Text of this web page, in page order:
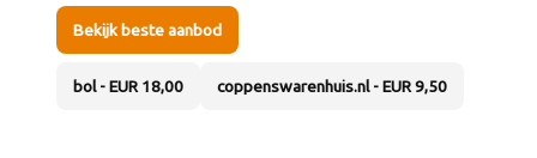
Bekijk beste aanbod
bol - EUR 18,00 coppenswarenhuis.nl - EUR 9,50